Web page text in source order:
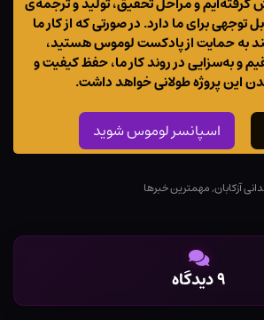
توجهی برای ما دارد. در صورتی که از کار ما
به حمایت از پادکست لوموس هستید،
و به‌سزایی در روند کار ما، حفظ کیفیت و
این پروژه طولانی خواهد داشت.
اسپانسر لوموس شوید
آزکابان,مهمترین خبرها
۹ دیدگاه